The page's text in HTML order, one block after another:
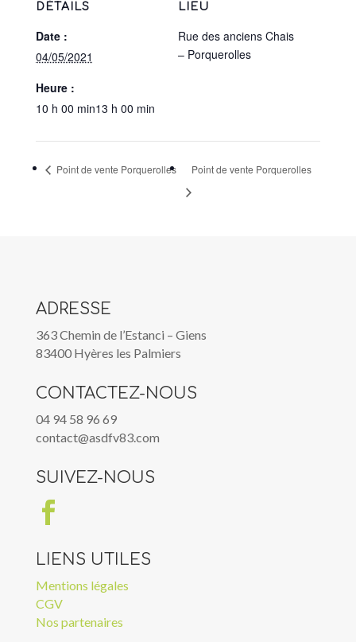
DÉTAILS
Date :
04/05/2021
Heure :
10 h 00 min13 h 00 min
LIEU
Rue des anciens Chais
– Porquerolles
Point de vente Porquerolles Point de vente Porquerolles
ADRESSE
363 Chemin de l’Estanci – Giens
83400 Hyères les Palmiers
CONTACTEZ-NOUS
04 94 58 96 69
contact@asdfv83.com
SUIVEZ-NOUS

LIENS UTILES
Mentions légales
CGV
Nos partenaires